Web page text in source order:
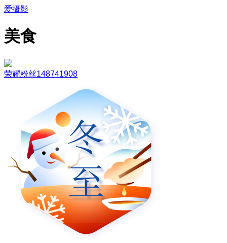
爱摄影
美食
荣耀粉丝148741908